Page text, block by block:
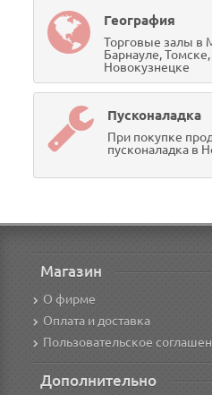
География
Торговые залы в
Барнауле,
Новокузнецке
Пусконаладка
При покупке
пусконаладка в
Магазин
О фирме
Оплата и доставка
Пользовательское
Дополнительно